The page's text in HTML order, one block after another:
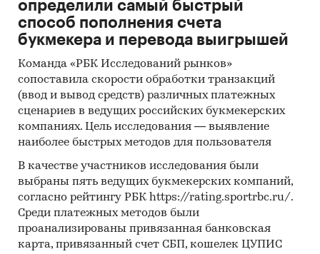
аналитика
Прогноз ГидМаркет. Современные
статистические методы прогнозирования с
поправкой на мнение экспертов.
Отчет отражает мнение авторов и не является
инвестиционной рекомендацией
Категории: Сельское хозяйство /
Промышленность
Производство
удобрений / Минеральные удобрения
Россия
определили самый быстрый
способ пополнения счета
букмекера и перевода выигрышей
Команда «РБК Исследований рынков»
сопоставила скорости обработки транзакций
(ввод и вывод средств) различных платежных
сценариев в ведущих российских букмекерских
компаниях. Цель исследования — выявление
наиболее быстрых методов для пользователя
В качестве участников исследования были
выбраны пять ведущих букмекерских компаний,
согласно рейтингу РБК https://rating.sportrbc.ru/.
Среди платежных методов были
проанализированы привязанная банковская
карта, привязанный счет СБП, кошелек ЦУПИС